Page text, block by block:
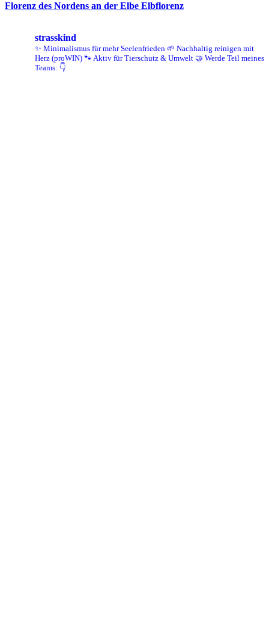
Florenz des Nordens an der Elbe Elbflorenz
strasskind
✨ Minimalismus für mehr Seelenfrieden 🌱 Nachhaltig reinigen mit
Herz (proWIN) 🐾 Aktiv für Tierschutz & Umwelt 🤝 Werde Teil meines
Teams: 👇